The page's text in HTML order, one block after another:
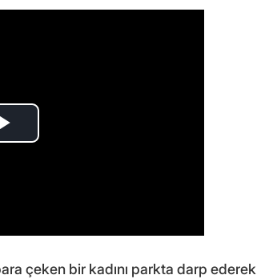
çeken bir kadını parkta darp ederek